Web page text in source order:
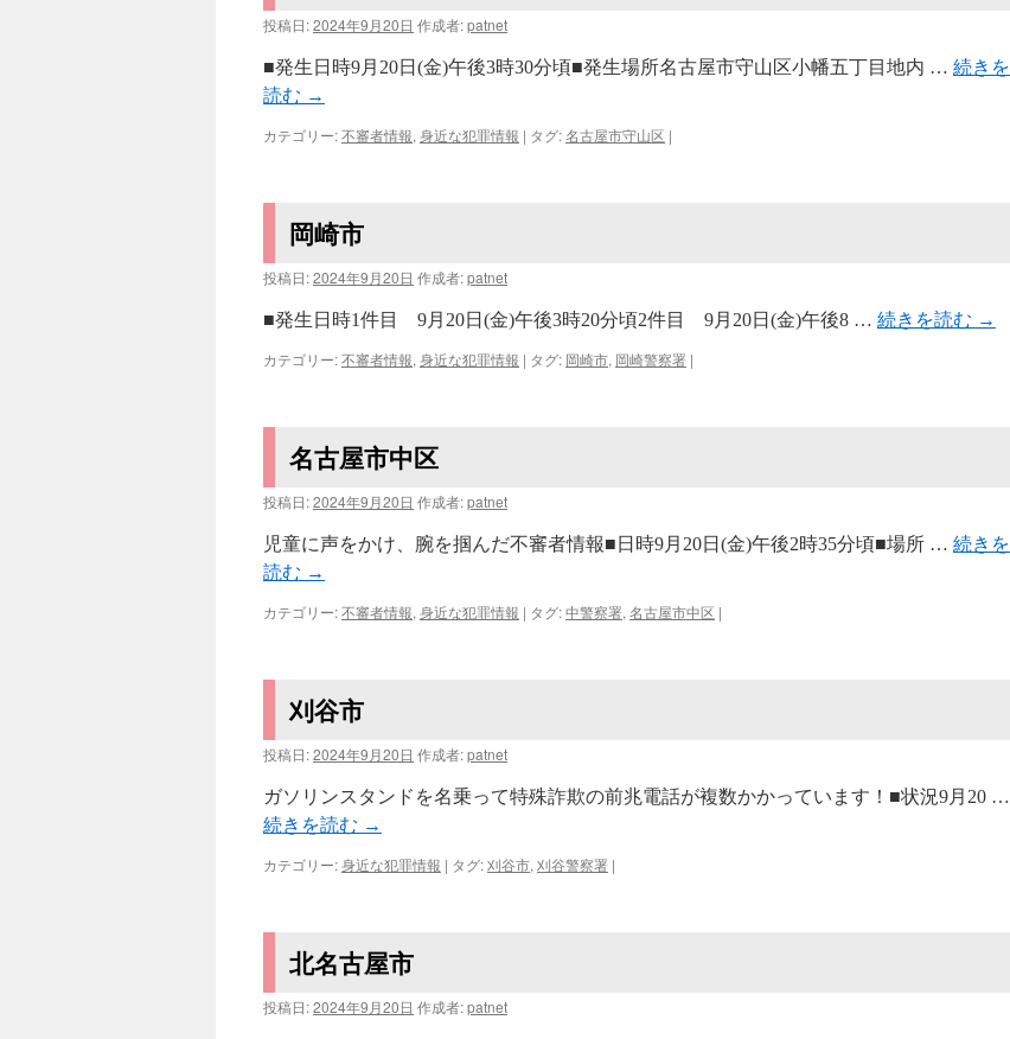
投稿日:2024年9月20日 作成者:patnet
■発生日時9月20日(金)午後3時30分頃■発生場所名古屋市守山区小幡五丁目地内 … 続きを
読む →
カテゴリー:不審者情報, 身近な犯罪情報 | タグ:名古屋市守山区 |
岡崎市
投稿日:2024年9月20日 作成者:patnet
■発生日時1件目 9月20日(金)午後3時20分頃2件目 9月20日(金)午後8 … 続きを読む →
カテゴリー:不審者情報, 身近な犯罪情報 | タグ: 岡崎市, 岡崎警察署 |
名古屋市中区
投稿日:2024年9月20日 作成者:patnet
児童に声をかけ、腕を掴んだ不審者情報■日時9月20日(金)午後2時35分頃■場所 … 続きを
読む →
カテゴリー:不審者情報, 身近な犯罪情報 | タグ:中警察署, 名古屋市中区 |
刈谷市
投稿日:2024年9月20日 作成者:patnet
ガソリンスタンドを名乗って特殊詐欺の前兆電話が複数かかっています！■状況9月20 …
続きを読む →
カテゴリー:身近な犯罪情報 | タグ:刈谷市, 刈谷警察署 |
北名古屋市
投稿日:2024年9月20日 作成者:patnet